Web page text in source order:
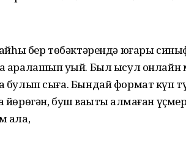
бер төбәктәрендә юғары
ара­лашып уҡый. Был ысул онлайн
булып сыға. Бындай формат күп
йөрөгән, буш ваҡыты ҡалмаған
ала,